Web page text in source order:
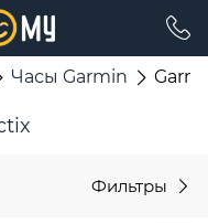
Часы Garmin
Фильтры